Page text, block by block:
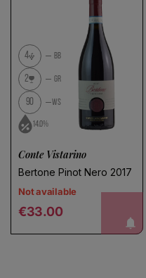
4 BB
2 GR
90 WS
14.0%
Conte Vistarino
Bertone Pinot Nero 2017
Not available
Regular price
€33.00 notify me!